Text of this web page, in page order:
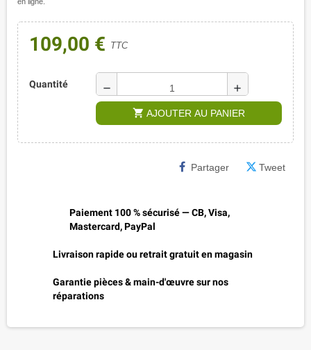
109,00 € TTC
Quantité remove add
shopping_cart AJOUTER AU PANIER
Partager Tweet
Paiement 100 % sécurisé — CB, Visa,
Mastercard, PayPal
Livraison rapide ou retrait gratuit en magasin
Garantie pièces & main-d'œuvre sur nos
réparations